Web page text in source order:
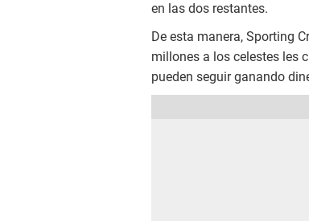
en las dos restantes.
De esta manera, Sporting
millones a los celestes les
pueden seguir ganando